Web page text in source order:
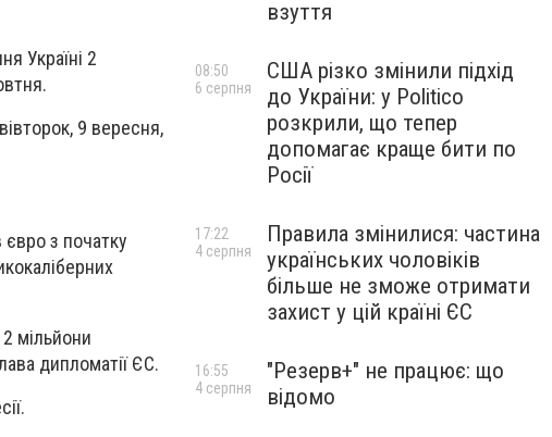
Україні 2
9 вересня,
з початку
мільйони
дипломатії ЄС.
взуття
США різко змінили підхід
до України: у Politico
розкрили, що тепер
допомагає краще бити по
Росії
08:50
6 серпня
Правила змінилися: частина
українських чоловіків
більше не зможе отримати
захист у цій країні ЄС
17:22
4 серпня
"Резерв+" не працює: що
відомо
16:55
4 серпня